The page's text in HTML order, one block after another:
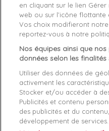
Conseil Taille Prenez
Genre Fille
Fermeture Lacets
Rayon
Démarque 25 %
Semelle
intérieure
Textile
en cliquant sur le lien Gérer
web ou sur l’icône flottante
Vos choix modifieront notre
reportez-vous à notre
Nos équipes ainsi que
données selon les finalités
Utiliser des données de
activement les
Stocker et/ou accéder à
Publicités et contenu
des publicités et du
développement de services.